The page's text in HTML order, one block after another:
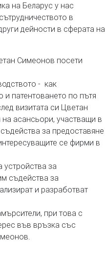
на Беларус у нас
в
дейности в сферата на
Симеонов посети
- как
и патентоването по пътя
визитата си Цветан
асансьори, участващи в
за предоставяне
се фирми в
устройства за
съдейства за
и разработват
при това с
във връзка със